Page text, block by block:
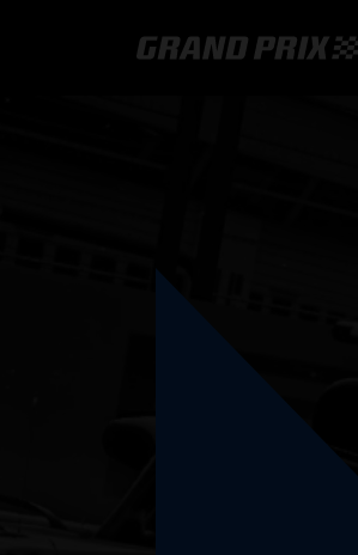
HOE TE BELUISTEREN?
ONLINE RADIO LUISTEREN
GRAND PRIX RADIO APP